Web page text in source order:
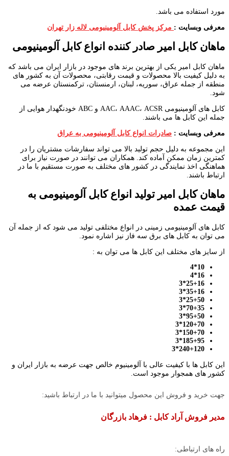
مورد استفاده می باشد.
معرفی وبسایت : مرکز پخش کابل آلومینیومی لاله زار تهران
ماهان کابل امیر صادر کننده انواع کابل آلومینیومی
ماهان کابل امیر یکی از بهترین برند های موجود در بازار ایران می باشد که
به دلیل کیفیت بالا محصولات و قیمت رقابتی، محصولات آن به کشور های
منطقه از جمله عراق، سوریه، لبنان، ارمنستان، ترکمنستان عرضه می
شود.
کابل های آلومینیومی AAC، AAAC، ACSR و ABC خودنگهدار هوایی از
جمله این کابل ها می باشند.
معرفی وبسایت : صادرات انواع کابل آلومینیومی به عراق
این مجموعه به دلیل حجم تولید بالا می تواند سفارشات مشتریان را در
کمترین زمان ممکن آماده کند. همکاران می توانند در صورت نیاز برای
هماهنگی اخذ نمایندگی در کشور های مختلف به صورت مستقیم با ما در
ارتباط باشند.
ماهان کابل امیر تولید انواع کابل آلومینیومی به
قیمت عمده
کابل های آلومینیومی زمینی در انواع مختلفی تولید می شود که از جمله آن
می توان به کابل های برق سه فاز نیز اشاره نمود.
از سایز های مختلف این کابل ها می توان به :
10*4
16*4
25+16*3
35+16*3
25+50*3
70+35*3
95+50*3
120+70*3
150+70*3
185+95*3
240+120*3
این کابل ها با کیفیت عالی با آلومینیوم خالص جهت عرضه به بازار ایران و
کشور های همجوار موجود است.
جهت خرید و فروش این محصول میتوانید با ما در ارتباط باشید:
مدیر فروش آراد کابل : فرهاد بازرگان
راه های ارتباطی: